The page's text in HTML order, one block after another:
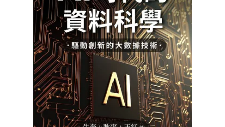
居家生活 3C家電 運動休閒 親子玩具
女裝 男裝 化妝保養 情趣用品
日本購物 電子/紙本書
HOT